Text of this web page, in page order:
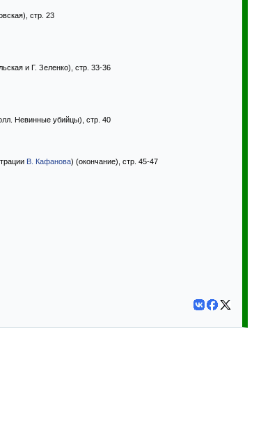
стр. 23
и Г. Зеленко), стр. 33-36
Невинные убийцы), стр. 40
В. Кафанова) (окончание), стр. 45-47